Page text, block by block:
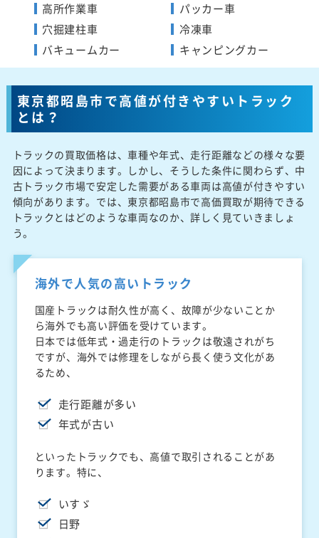
高所作業車
穴掘建柱車
バキュームカー
パッカー車
冷凍車
キャンピングカー
東京都昭島市で高値が付きやすいトラック
とは？
トラックの買取価格は、車種や年式、走行距離などの様々な要
因によって決まります。しかし、そうした条件に関わらず、中
古トラック市場で安定した需要がある車両は高値が付きやすい
傾向があります。では、東京都昭島市で高価買取が期待できる
トラックとはどのような車両なのか、詳しく見ていきましょ
う。
海外で人気の高いトラック
国産トラックは耐久性が高く、故障が少ないことか
ら海外でも高い評価を受けています。
日本では低年式・過走行のトラックは敬遠されがち
ですが、海外では修理をしながら長く使う文化があ
るため、
走行距離が多い
年式が古い
といったトラックでも、高値で取引されることがあ
ります。特に、
いすゞ
日野